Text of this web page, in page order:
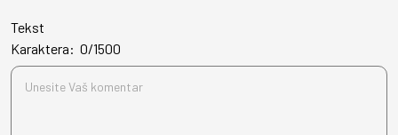
Tekst
Karaktera: 0/1500